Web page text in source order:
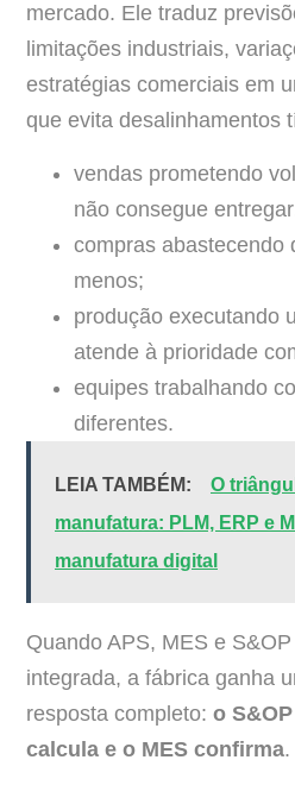
mercado. Ele traduz
limitações industriais,
estratégias comerciais em
que evita desalinhamentos
vendas prometendo
não consegue
compras abastecendo
menos;
produção executando
atende à prioridade
equipes trabalhando
diferentes.
LEIA TAMBÉM:
O
manufatura: PLM, ERP e
manufatura digital
Quando APS, MES e
integrada, a fábrica ganha
resposta completo: o
calcula e o MES confirma.